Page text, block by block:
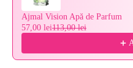
Ajmal Vision Apă de Parfum
57,00 lei113,00 lei